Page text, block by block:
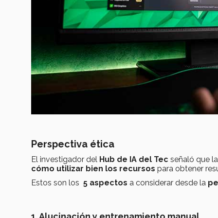
Perspectiva ética
El investigador del Hub de IA del Tec señaló que
cómo utilizar bien los recursos para obtener
Estos son los 5 aspectos a considerar desde la